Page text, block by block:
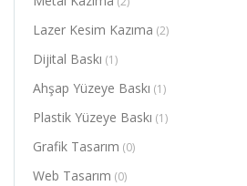
Lazer Kesim Kazıma (2)
Dijital Baskı (1)
Ahşap Yüzeye Baskı (1)
Plastik Yüzeye Baskı (1)
Grafik Tasarım (0)
Web Tasarım (0)